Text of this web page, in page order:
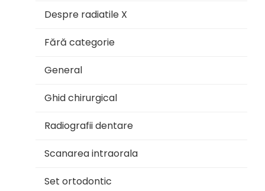
Despre radiatile X
Fără categorie
General
Ghid chirurgical
Radiografii dentare
Scanarea intraorala
Set ortodontic